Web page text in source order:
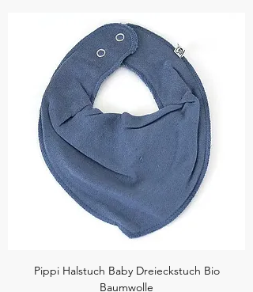
Pippi Halstuch Baby Dreieckstuch Bio
Baumwolle